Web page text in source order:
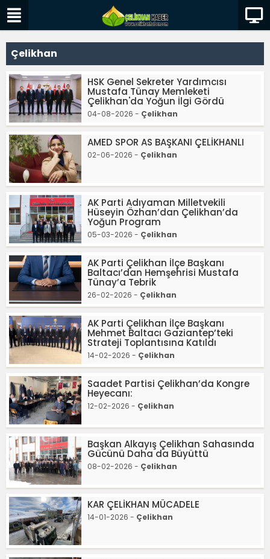
Çelikhan
HSK Genel Sekreter Yardımcısı
Mustafa Tünay Memleketi
Çelikhan'da Yoğun İlgi Gördü
04-08-2026 - Çelikhan
AMED SPOR AS BAŞKANI ÇELİKHANLI
02-06-2026 - Çelikhan
AK Parti Adıyaman Milletvekili
Hüseyin Özhan’dan Çelikhan’da
Yoğun Program
05-03-2026 - Çelikhan
AK Parti Çelikhan İlçe Başkanı
Baltacı’dan Hemşehrisi Mustafa
Tünay’a Tebrik
26-02-2026 - Çelikhan
AK Parti Çelikhan İlçe Başkanı
Mehmet Baltacı Gaziantep’teki
Strateji Toplantısına Katıldı
14-02-2026 - Çelikhan
Saadet Partisi Çelikhan’da Kongre
Heyecanı:
12-02-2026 - Çelikhan
Başkan Alkayış Çelikhan Sahasında
Gücünü Daha da Büyüttü
08-02-2026 - Çelikhan
KAR ÇELİKHAN MÜCADELE
14-01-2026 - Çelikhan